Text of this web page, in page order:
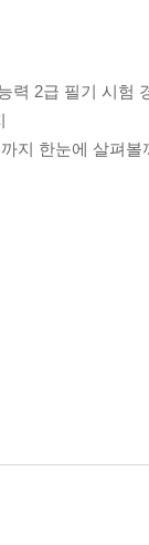
력 2급 필기 시험
지 한눈에 살펴볼